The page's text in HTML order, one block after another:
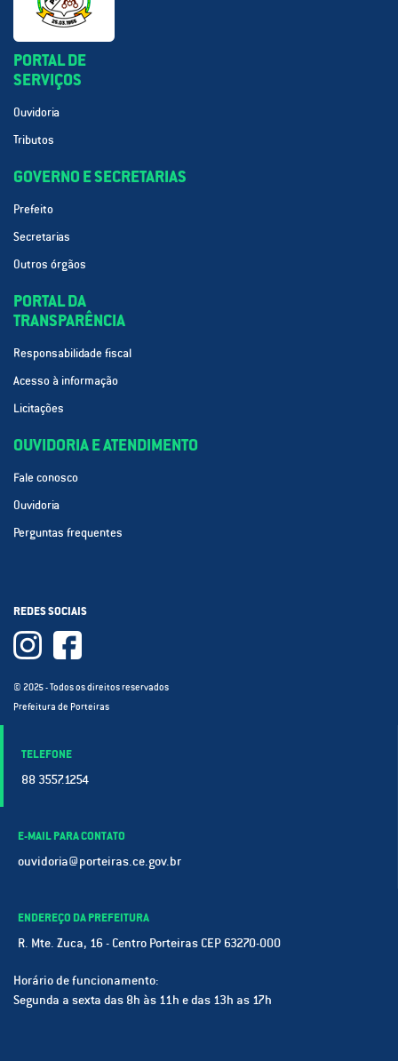
PORTAL DE
SERVIÇOS
Ouvidoria
Tributos
GOVERNO E SECRETARIAS
Prefeito
Secretarias
Outros órgãos
PORTAL DA
TRANSPARÊNCIA
Responsabilidade fiscal
Acesso à informação
Licitações
OUVIDORIA E ATENDIMENTO
Fale conosco
Ouvidoria
Perguntas frequentes
REDES SOCIAIS
© 2025 - Todos os direitos reservados
Prefeitura de Porteiras
TELEFONE
88 3557.1254
E-MAIL PARA CONTATO
ouvidoria@porteiras.ce.gov.br
ENDEREÇO DA PREFEITURA
R. Mte. Zuca, 16 - Centro Porteiras CEP 63270-000
Horário de funcionamento:
Segunda a sexta das 8h às 11h e das 13h as 17h